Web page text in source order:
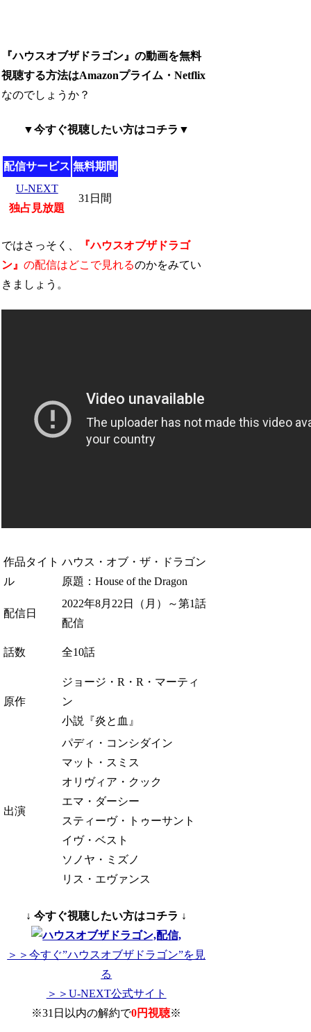
『ハウスオブザドラゴン』の動画を無料
視聴する方法はAmazonプライム・Netflix
なのでしょうか？
▼今すぐ視聴したい方はコチラ▼
配信サービス 無料期間
U-NEXT
独占見放題
31日間
ではさっそく、
『ハウスオブザドラゴ
ン』の配信はどこで見れるのかをみてい
きましょう。
作品タイト
ル
ハウス・オブ・ザ・ドラゴン
原題：House of the Dragon
配信日
2022年8月22日（月）～第1話
配信
話数 全10話
原作
ジョージ・R・R・マーティ
ン
小説『炎と血』
出演
パディ・コンシダイン
マット・スミス
オリヴィア・クック
エマ・ダーシー
スティーヴ・トゥーサント
イヴ・ベスト
ソノヤ・ミズノ
リス・エヴァンス
↓ 今すぐ視聴したい方はコチラ ↓
＞＞今すぐ”ハウスオブザドラゴン”を見
る
＞＞U-NEXT公式サイト
※31日以内の解約で0円視聴※